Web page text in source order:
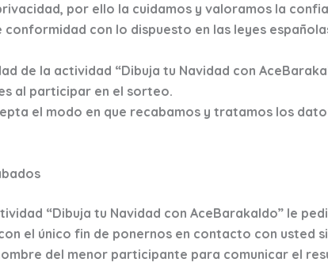
por ello la cuidamos y valoramos la
con lo dispuesto en las leyes
de la actividad “Dibuja tu Navidad con
al participar en el sorteo.
el modo en que recabamos y tratamos los
“Dibuja tu Navidad con AceBarakaldo” le
el único fin de ponernos en contacto con usted
del menor participante para comunicar el